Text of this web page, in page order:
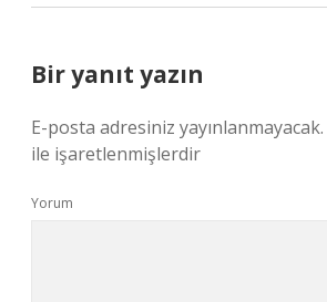
Bir yanıt yazın
E-posta adresiniz yayınlanmayacak.
ile işaretlenmişlerdir
Yorum